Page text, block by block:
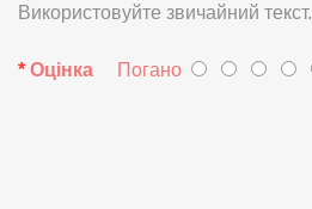
Використовуйте звичайний текст.
Оцінка Погано